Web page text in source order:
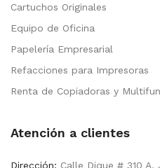
Cartuchos Originales
Equipo de Oficina
Papelería Empresarial
Refacciones para Impresoras
Renta de Copiadoras y
Atención a clientes
Dirección: Calle Dique # 310